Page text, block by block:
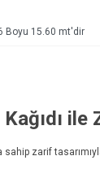
Boyu 15.60 mt'dir
ile
zarif